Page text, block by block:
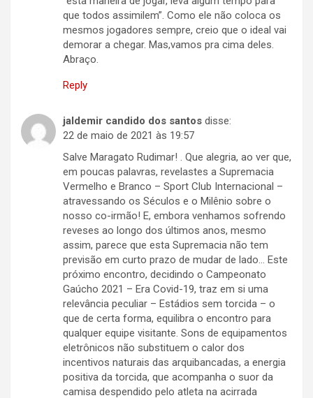
que todos assimilem”. Como ele não coloca os
mesmos jogadores sempre, creio que o ideal vai
demorar a chegar. Mas,vamos pra cima deles.
Abraço.
Reply
jaldemir candido dos santos disse:
22 de maio de 2021 às 19:57
Salve Maragato Rudimar! . Que alegria, ao ver que,
em poucas palavras, revelastes a Supremacia
Vermelho e Branco – Sport Club Internacional –
atravessando os Séculos e o Milênio sobre o
nosso co-irmão! E, embora venhamos sofrendo
reveses ao longo dos últimos anos, mesmo
assim, parece que esta Supremacia não tem
previsão em curto prazo de mudar de lado… Este
próximo encontro, decidindo o Campeonato
Gaúcho 2021 – Era Covid-19, traz em si uma
relevância peculiar – Estádios sem torcida – o
que de certa forma, equilibra o encontro para
qualquer equipe visitante. Sons de equipamentos
eletrônicos não substituem o calor dos
incentivos naturais das arquibancadas, a energia
positiva da torcida, que acompanha o suor da
camisa despendido pelo atleta na acirrada